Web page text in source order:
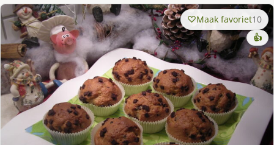
Maak favoriet10
👍